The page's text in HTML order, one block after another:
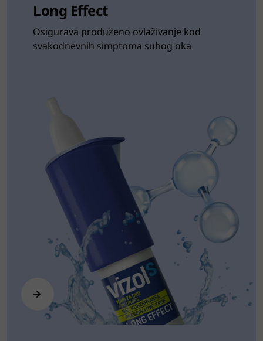
Long Effect
Osigurava produženo ovlaživanje kod
svakodnevnih simptoma suhog oka